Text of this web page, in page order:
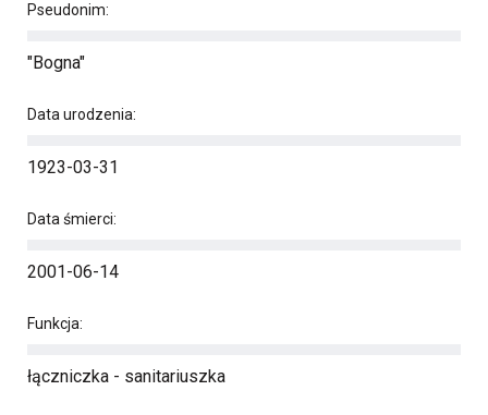
Pseudonim:
"Bogna"
Data urodzenia:
1923-03-31
Data śmierci:
2001-06-14
Funkcja:
łączniczka - sanitariuszka